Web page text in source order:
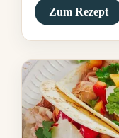
Zum Rezept